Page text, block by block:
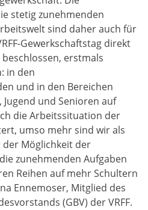
stetig zunehmenden
sind daher auch für
Gewerkschaftstag direkt
erstmals
in den
und in den Bereichen
und Senioren auf
die Arbeitssituation der
umso mehr sind wir als
der Möglichkeit der
zunehmenden Aufgaben
Reihen auf mehr Schultern
Ennemoser, Mitglied des
(GBV) der VRFF.